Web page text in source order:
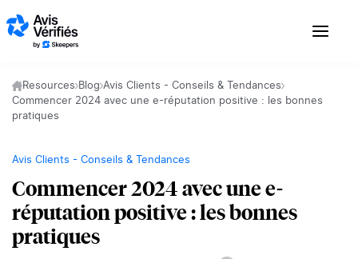
Resources Blog Avis Clients - Conseils & Tendances
Commencer 2024 avec une e-réputation positive : les bonnes
pratiques
Avis Clients - Conseils & Tendances
Commencer 2024 avec une e-
réputation positive : les bonnes
pratiques